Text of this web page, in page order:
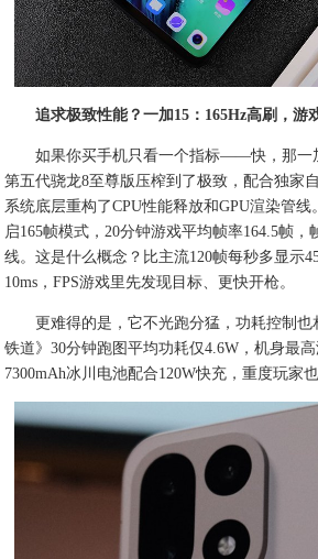
追求极致性能？一加15：165Hz高刷，游
如果你买手机只看一个指标——快，那一
第五代骁龙8至尊版压榨到了极致，配合独家
系统底层重构了CPU性能释放和GPU渲染管
启165帧模式，20分钟游戏平均帧率164.5帧，
线。这是什么概念？比主流120帧每秒多显示
10ms，FPS游戏里先发现目标、更快开枪。
更难得的是，它不光跑分猛，功耗控制
铁道》30分钟跑图平均功耗仅4.6W，机身最
7300mAh冰川电池配合120W快充，重度玩家